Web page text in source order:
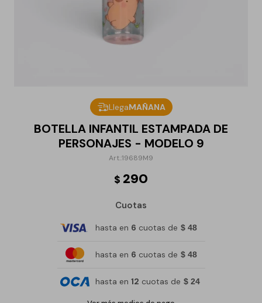
LlegaMAÑANA
BOTELLA INFANTIL ESTAMPADA DE
PERSONAJES - MODELO 9
19689M9
$ 290
Cuotas
hasta en 6 cuotas de $ 48
hasta en 6 cuotas de $ 48
hasta en 12 cuotas de $ 24